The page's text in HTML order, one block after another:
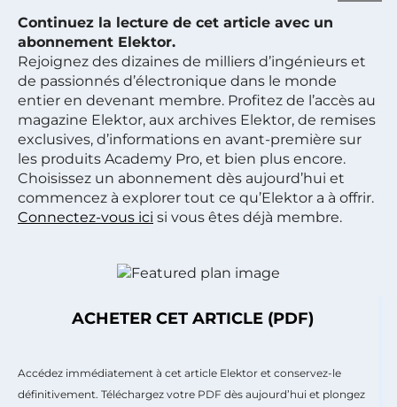
Continuez la lecture de cet article avec un
abonnement Elektor.
Rejoignez des dizaines de milliers d’ingénieurs et
de passionnés d’électronique dans le monde
entier en devenant membre. Profitez de l’accès au
magazine Elektor, aux archives Elektor, de remises
exclusives, d’informations en avant-première sur
les produits Academy Pro, et bien plus encore.
Choisissez un abonnement dès aujourd’hui et
commencez à explorer tout ce qu’Elektor a à offrir.
Connectez-vous ici si vous êtes déjà membre.
ACHETER CET ARTICLE (PDF)
Accédez immédiatement à cet article Elektor et conservez-le
définitivement. Téléchargez votre PDF dès aujourd’hui et plongez